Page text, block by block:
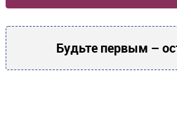
Будьте первым –